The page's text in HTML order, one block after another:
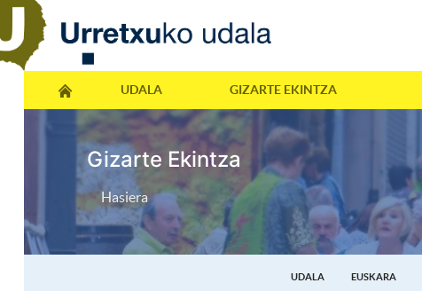
UDALA GIZARTE EKINTZA
Gizarte Ekintza
Hasiera
UDALA EUSKARA